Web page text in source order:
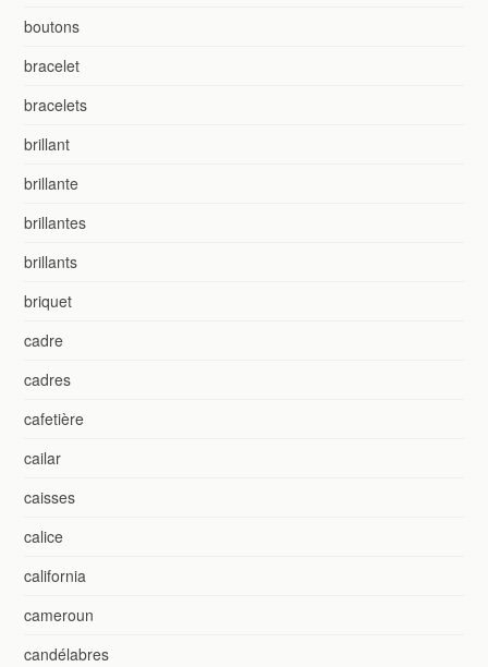
boutons
bracelet
bracelets
brillant
brillante
brillantes
brillants
briquet
cadre
cadres
cafetière
cailar
caisses
calice
california
cameroun
candélabres